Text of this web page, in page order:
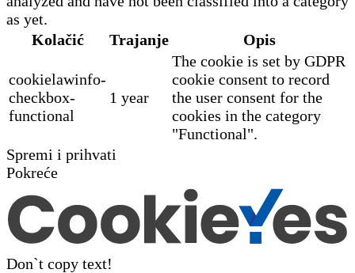
as yet.
Kolačić
Trajanje Opis
cookielawinfo-
checkbox-
functional
1 year
The cookie is set by GDPR
cookie consent to record
the user consent for the
cookies in the category
"Functional".
Spremi i prihvati
Pokreće
Don`t copy text!